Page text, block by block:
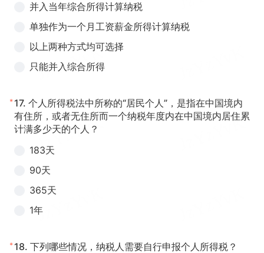
并入当年综合所得计算纳税
单独作为一个月工资薪金所得计算纳税
以上两种方式均可选择
只能并入综合所得
* 17. 个人所得税法中所称的“居民个人”，是指在中国境内
有住所，或者无住所而一个纳税年度内在中国境内居住累
计满多少天的个人？
183天
90天
365天
1年
* 18. 下列哪些情况，纳税人需要自行申报个人所得税？